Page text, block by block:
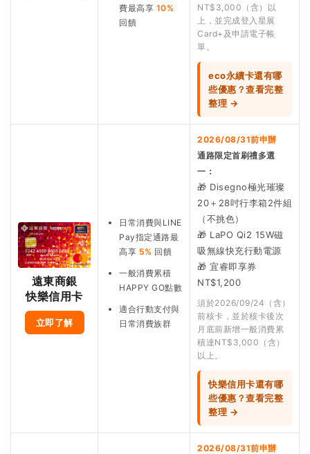
費最高享 10%
回饋
NT$3,000（含）以
上，並完成登入星展
Card+及申請電子帳
單。
eco永續卡還有哪
些優惠？查看完整
整理 →
遠東商銀
快樂信用卡
立即了解
日常消費與LINE
Pay指定通路最
高享 5% 回饋
一般消費累積
HAPPY GO點數
適合行動支付與
日常消費族群
2026/08/31前申辦
通路限定首刷禮多選
一：
🎁 Disegno極光璀璨
20＋28吋行李箱2件組
（不挑色）
🎁 LaPO Qi2 15W磁
吸無線快充行動電源
🎁 宜睿即享券
NT$1,200
須於2026/09/24（含）
前核卡，並於核卡後次
月底前新增一般消費累
積達NT$3,000（含）
以上。
快樂信用卡還有哪
些優惠？查看完整
整理 →
2026/08/31前申辦